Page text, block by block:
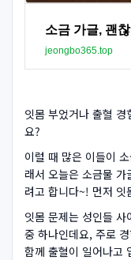
소금 가글, 괜
jeongbo365.top
잇몸 부었거나 출혈
요?
이럴 때 많은 이들이
래서 오늘은 소금물
려고 합니다~! 먼저 잇
잇몸 문제는 성인들
중 하나인데요, 주로
함께 출혈이 일어나고